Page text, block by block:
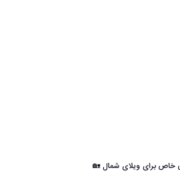
خاص برای ویلای شمال 🏡